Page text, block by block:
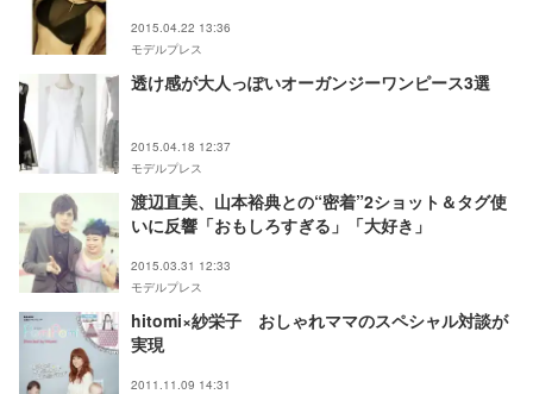
2015.04.22 13:36
モデルプレス
透け感が大人っぽいオーガンジーワンピース3選
2015.04.18 12:37
モデルプレス
渡辺直美、山本裕典との“密着”2ショット＆タグ使
いに反響「おもしろすぎる」「大好き」
2015.03.31 12:33
モデルプレス
hitomi×紗栄子 おしゃれママのスペシャル対談が
実現
2011.11.09 14:31